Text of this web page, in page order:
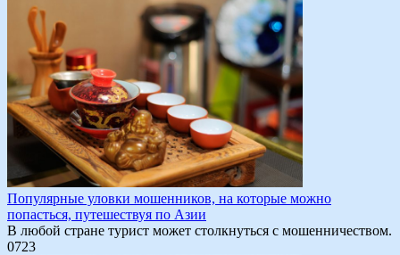
Популярные уловки мошенников, на которые можно
попасться, путешествуя по Азии
В любой стране турист может столкнуться с мошенничеством.
0723